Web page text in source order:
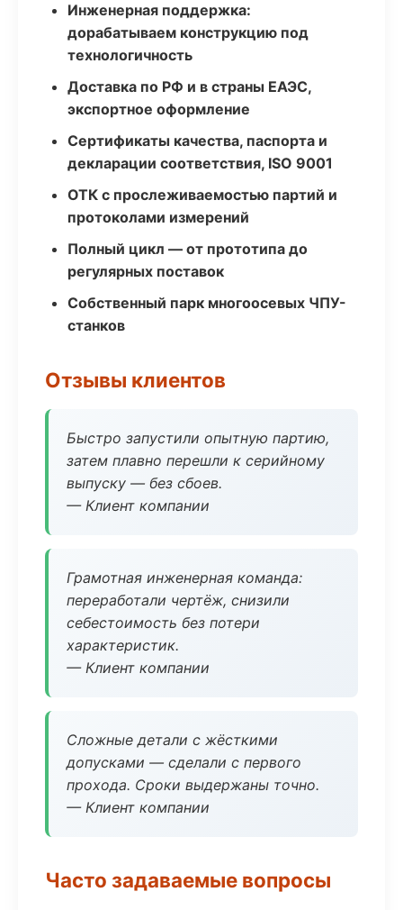
Инженерная поддержка:
дорабатываем конструкцию под
технологичность
Доставка по РФ и в страны ЕАЭС,
экспортное оформление
Сертификаты качества, паспорта и
декларации соответствия, ISO 9001
ОТК с прослеживаемостью партий и
протоколами измерений
Полный цикл — от прототипа до
регулярных поставок
Собственный парк многоосевых ЧПУ-
станков
Отзывы клиентов
Быстро запустили опытную партию,
затем плавно перешли к серийному
выпуску — без сбоев.
— Клиент компании
Грамотная инженерная команда:
переработали чертёж, снизили
себестоимость без потери
характеристик.
— Клиент компании
Сложные детали с жёсткими
допусками — сделали с первого
прохода. Сроки выдержаны точно.
— Клиент компании
Часто задаваемые вопросы